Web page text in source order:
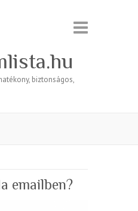
biztonságos,
emailben?